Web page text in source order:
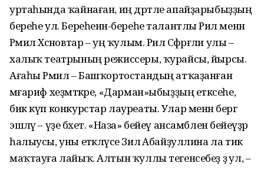
уртаһында ҡайнаған, иң дәртле апайҙарыбыҙҙың
береһе ул. Береһенән-береһе талантлы Рәил менән
Рәмил Хәсәновтар – уң ҡулым. Рәил Сәфәрғәли улы –
халыҡ театрының режиссеры, ҡурайсы, йырсы.
Ағаһы Рәмил – Башҡортостандың атҡаҙанған
мәғариф хеҙмәткәре, «Дарман»ыбыҙҙың етәксеһе,
бик күп конкурстар лауреаты. Улар менән бергә
эшләү – үҙе бәхет. «Наза» бейеү ансамбленә бейеүҙәр
һалыусы, уны етәкләүсе Зилә Абайҙуллина ла тик
маҡтауға лайыҡ. Алтын ҡуллы тегенсебеҙ ҙә ул, –